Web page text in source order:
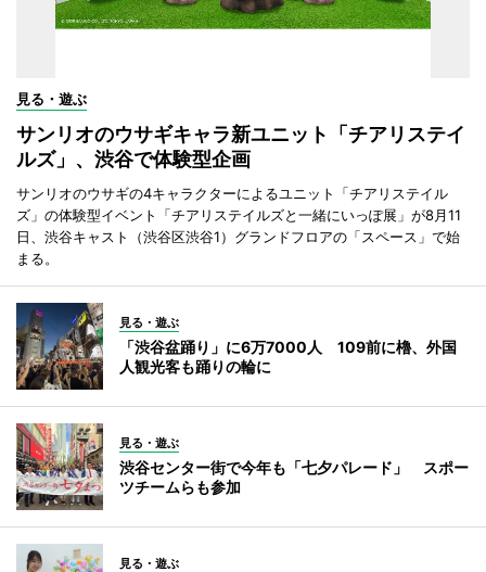
見る・遊ぶ
サンリオのウサギキャラ新ユニット「チアリステイ
ルズ」、渋谷で体験型企画
サンリオのウサギの4キャラクターによるユニット「チアリステイル
ズ」の体験型イベント「チアリステイルズと一緒にいっぽ展」が8月11
日、渋谷キャスト（渋谷区渋谷1）グランドフロアの「スペース」で始
まる。
見る・遊ぶ
「渋谷盆踊り」に6万7000人 109前に櫓、外国
人観光客も踊りの輪に
見る・遊ぶ
渋谷センター街で今年も「七夕パレード」 スポー
ツチームらも参加
見る・遊ぶ